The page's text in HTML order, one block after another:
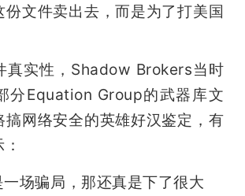
份文件卖出去，而是为了打美国
真实性，Shadow Brokers当时
分Equation Group的武器库文
搞网络安全的英雄好汉鉴定，有
一场骗局，那还真是下了很大